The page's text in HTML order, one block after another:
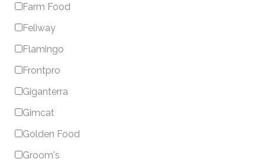
Farm Food
Feliway
Flamingo
Frontpro
Giganterra
Gimcat
Golden Food
Groom's